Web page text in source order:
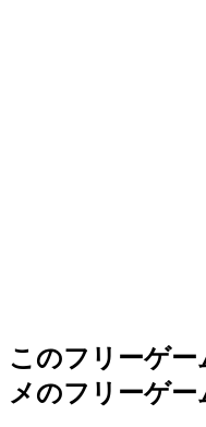
このフリーゲ
メのフリーゲー